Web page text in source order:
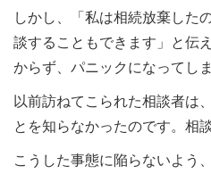
しかし、「私は相続放棄した
談することもできます」と伝
からず、パニックになってし
以前訪ねてこられた相談者は
とを知らなかったのです。相
こうした事態に陥らないよう